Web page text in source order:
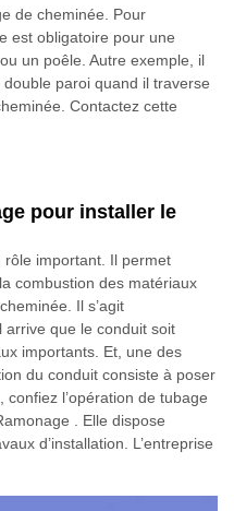
de cheminée. Pour
est obligatoire pour une
un poêle. Autre exemple, il
paroi quand il traverse
Contactez cette
pour installer le
important. Il permet
combustion des matériaux
Il s’agit
arrive que le conduit soit
importants. Et, une des
du conduit consiste à poser
l’opération de tubage
. Elle dispose
d’installation. L’entreprise